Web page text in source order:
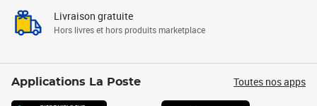
Livraison gratuite
Hors livres et hors produits marketplace
Applications La Poste Toutes nos apps